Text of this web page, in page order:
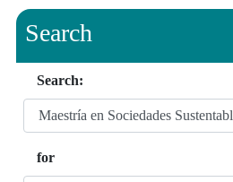
Search
Search:
for